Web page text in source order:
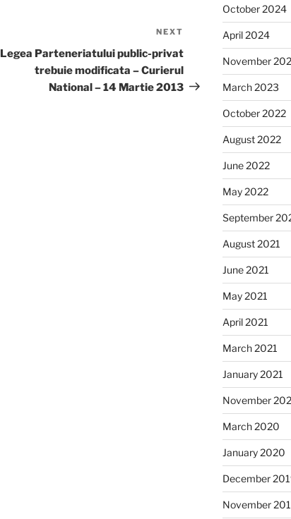
Post
NEXT
Legea Parteneriatului public-privat
trebuie modificata – Curierul
National – 14 Martie 2013
October 2024
April 2024
November
March 2023
October 2022
August 2022
June 2022
May 2022
September
August 2021
June 2021
May 2021
April 2021
March 2021
January 2021
November
March 2020
January 2020
December
November